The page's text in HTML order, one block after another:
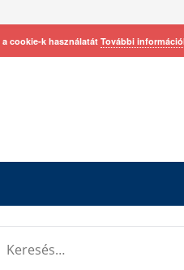
cookie-k használatát További